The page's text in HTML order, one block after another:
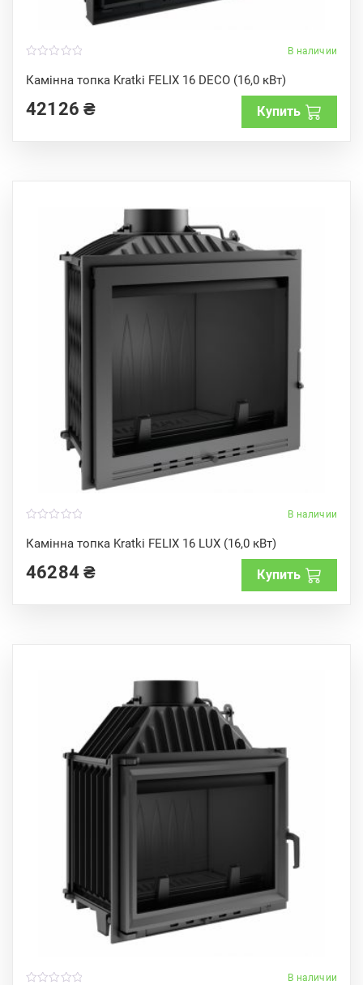
В наличии
Камінна топка Kratki FELIX 16 DECO (16,0 кВт)
o
u
o
f
42126₴ Купить
В наличии
Камінна топка Kratki FELIX 16 LUX (16,0 кВт)
o
u
o
f
46284₴ Купить
В наличии